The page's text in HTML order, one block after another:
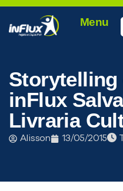
Menu
Storytelling
inFlux
Livraria
Alisson 13/05/2015